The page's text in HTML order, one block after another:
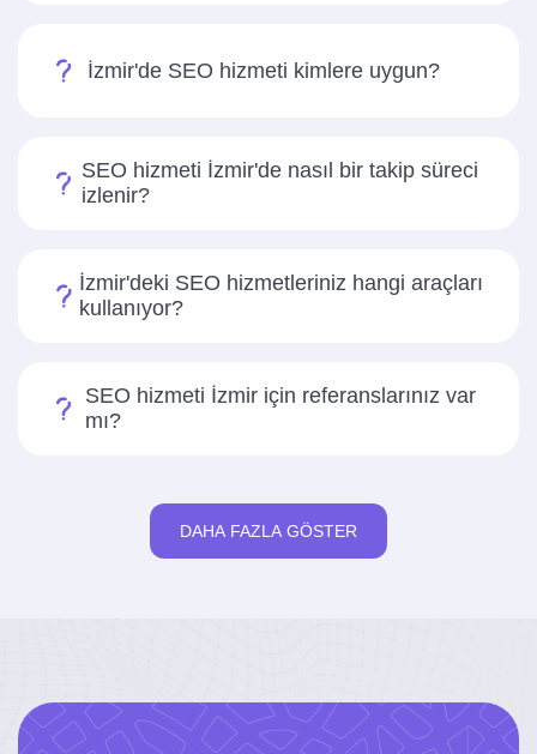
İzmir'de SEO hizmeti kimlere uygun?
SEO hizmeti İzmir'de nasıl bir takip süreci
izlenir?
İzmir'deki SEO hizmetleriniz hangi araçları
kullanıyor?
SEO hizmeti İzmir için referanslarınız var
mı?
DAHA FAZLA GÖSTER